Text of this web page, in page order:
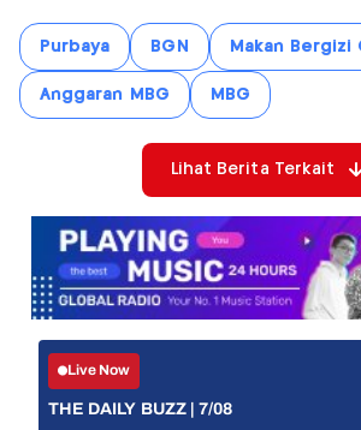
Purbaya BGN Makan Bergizi
Anggaran MBG MBG
Lihat Berita Terkait
Live Now
THE DAILY BUZZ | 7/08